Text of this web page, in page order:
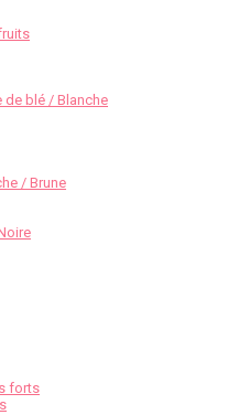
de blé / Blanche
/ Brune
forts